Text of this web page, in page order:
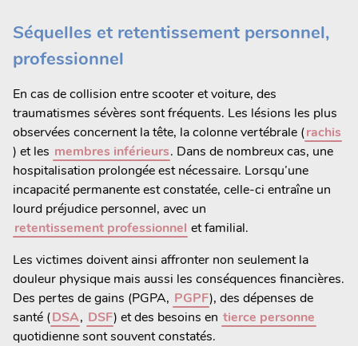
Séquelles et retentissement personnel,
professionnel
En cas de collision entre scooter et voiture, des
traumatismes sévères sont fréquents. Les lésions les plus
observées concernent la tête, la colonne vertébrale (rachis
) et les membres inférieurs. Dans de nombreux cas, une
hospitalisation prolongée est nécessaire. Lorsqu’une
incapacité permanente est constatée, celle-ci entraîne un
lourd préjudice personnel, avec un
retentissement professionnel et familial.
Les victimes doivent ainsi affronter non seulement la
douleur physique mais aussi les conséquences financières.
Des pertes de gains (PGPA, PGPF), des dépenses de
santé (DSA, DSF) et des besoins en tierce personne
quotidienne sont souvent constatés.